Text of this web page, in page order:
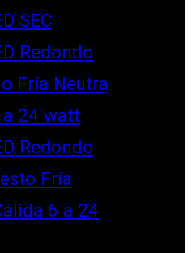
SEC
Redondo
Fría Neutra
24 watt
Redondo
Fría
6 a 24